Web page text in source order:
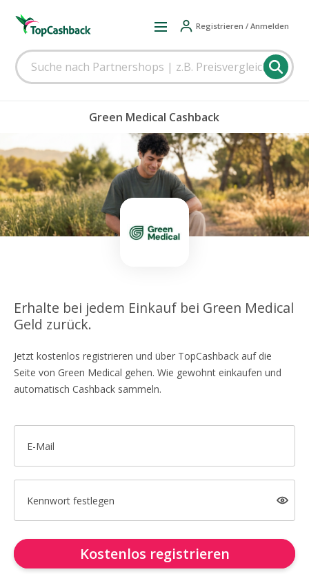
Registrieren / Anmelden
Green Medical Cashback
Erhalte bei jedem Einkauf bei Green Medical
Geld zurück.
Jetzt kostenlos registrieren und über TopCashback auf die
Seite von Green Medical gehen. Wie gewohnt einkaufen und
automatisch Cashback sammeln.
E-Mail
Kennwort festlegen
Kostenlos registrieren